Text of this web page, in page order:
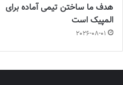
هدف ما ساختن تیمی آماده برای
المپیک است
2026-08-01